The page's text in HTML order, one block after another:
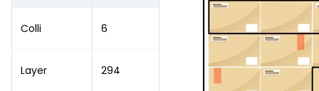
Colli 6
Layer 294